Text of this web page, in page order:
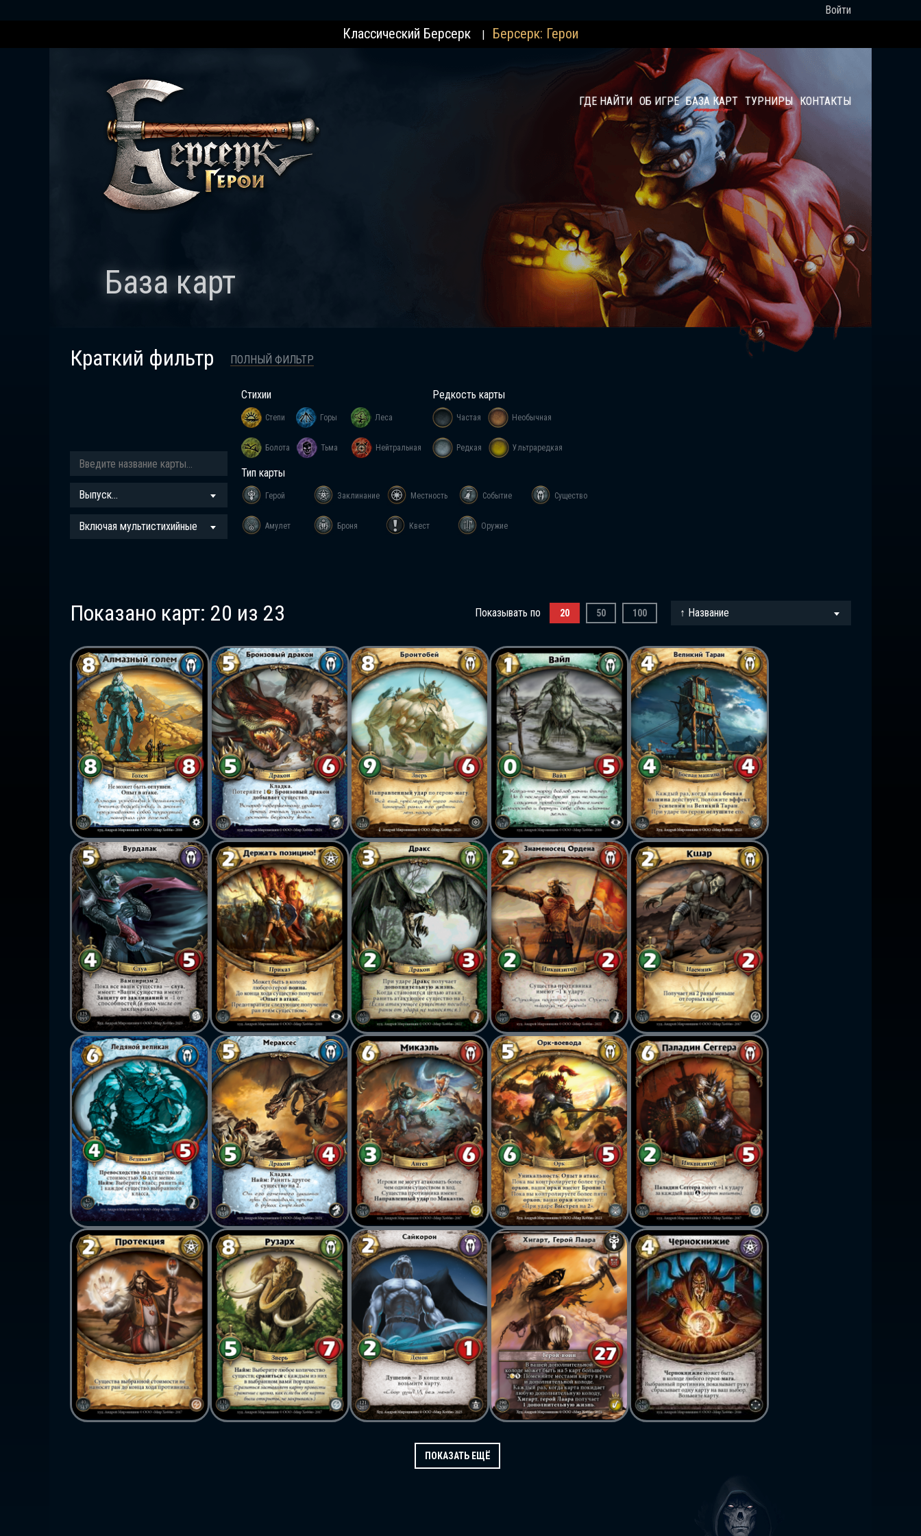
Классический Берсерк | Берсерк: Герои
Войти
ГДЕ НАЙТИ ОБ ИГРЕ БАЗА КАРТ ТУРНИРЫ КОНТАКТЫ
База карт
Краткий фильтр ПОЛНЫЙ ФИЛЬТР
Выпуск...
Включая мультистихийные
Стихии
Степи Горы Леса
Болота Тьма Нейтральная
Редкость карты
Частая Необычная
Редкая Ультраредкая
Тип карты
Герой Заклинание Местность Событие Существо
Амулет Броня Квест Оружие
Показано карт: 20 из 23 Показывать по 20 50 100 ↑ Название
ПОКАЗАТЬ ЕЩЁ